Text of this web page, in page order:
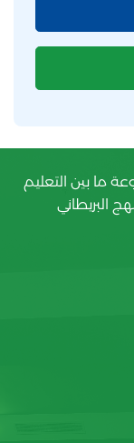
ما بين التعليم
البريطاني